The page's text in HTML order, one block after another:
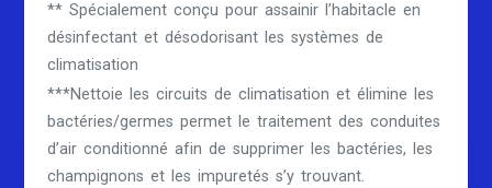
** Spécialement conçu pour assainir l’habitacle en
désinfectant et désodorisant les systèmes de
climatisation
***Nettoie les circuits de climatisation et élimine les
bactéries/germes permet le traitement des conduites
d’air conditionné afin de supprimer les bactéries, les
champignons et les impuretés s’y trouvant.